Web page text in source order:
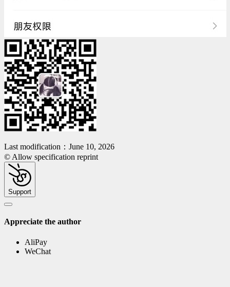
Last modification：June 10, 2026
© Allow specification reprint
Support
Appreciate the author
AliPay
WeChat